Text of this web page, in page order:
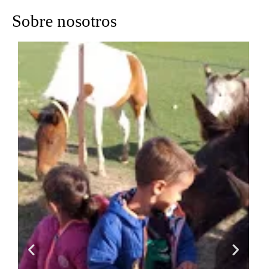
Sobre nosotros